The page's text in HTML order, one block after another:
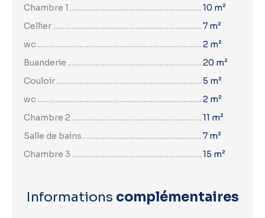
Chambre 1
10 m²
Cellier
7 m²
wc
2 m²
Buanderie
20 m²
Couloir
5 m²
wc
2 m²
Chambre 2
11 m²
Salle de bains
7 m²
Chambre 3
15 m²
Informations complémentaires